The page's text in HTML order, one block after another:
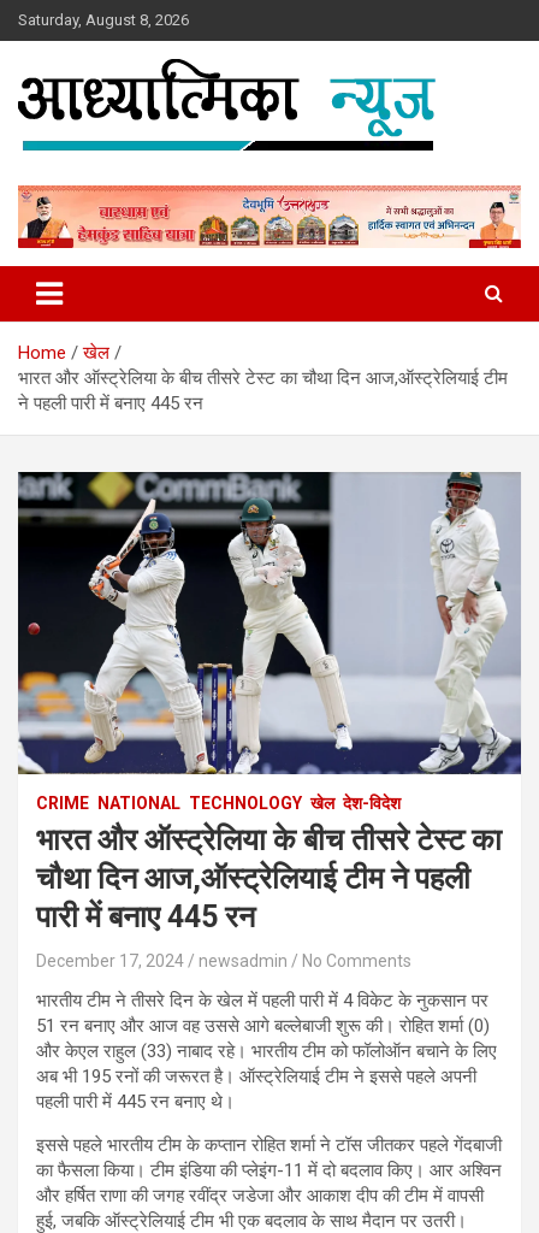
Skip
to
Saturday, August 8, 2026
Aadhyatmika News
Home
खेल
भारत और ऑस्ट्रेलिया के बीच तीसरे टेस्ट का चौथा दिन आज,ऑस्ट्रेलियाई टीम
ने पहली पारी में बनाए 445 रन
CRIME NATIONAL TECHNOLOGY खेल देश-विदेश
भारत और ऑस्ट्रेलिया के बीच तीसरे टेस्ट का
चौथा दिन आज,ऑस्ट्रेलियाई टीम ने पहली
पारी में बनाए 445 रन
December 17, 2024 newsadmin No Comments
भारतीय टीम ने तीसरे दिन के खेल में पहली पारी में 4 विकेट के नुकसान पर
51 रन बनाए और आज वह उससे आगे बल्लेबाजी शुरू की। रोहित शर्मा (0)
और केएल राहुल (33) नाबाद रहे। भारतीय टीम को फॉलोऑन बचाने के लिए
अब भी 195 रनों की जरूरत है। ऑस्ट्रेलियाई टीम ने इससे पहले अपनी
पहली पारी में 445 रन बनाए थे।
इससे पहले भारतीय टीम के कप्तान रोहित शर्मा ने टॉस जीतकर पहले गेंदबाजी
का फैसला किया। टीम इंडिया की प्लेइंग-11 में दो बदलाव किए। आर अश्विन
और हर्षित राणा की जगह रवींद्र जडेजा और आकाश दीप की टीम में वापसी
हुई, जबकि ऑस्ट्रेलियाई टीम भी एक बदलाव के साथ मैदान पर उतरी।